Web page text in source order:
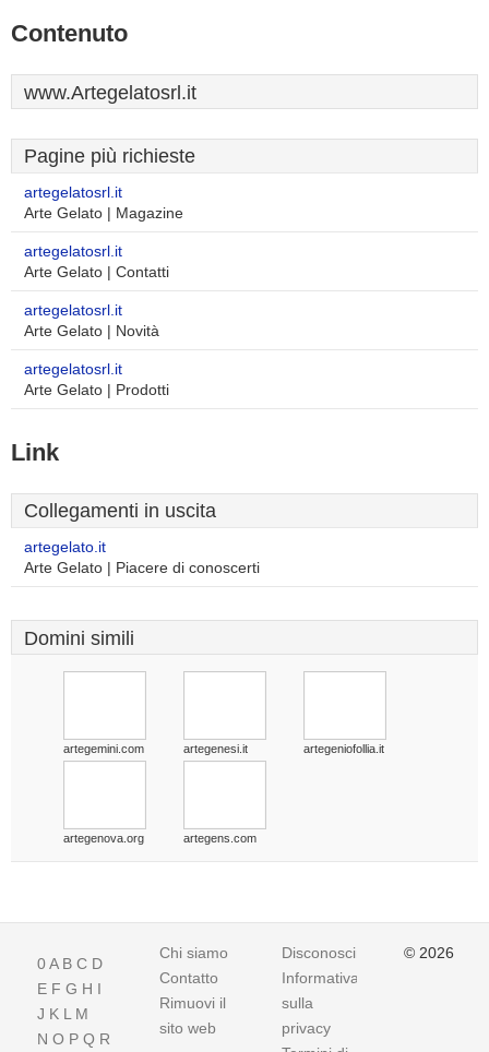
Contenuto
www.Artegelatosrl.it
Pagine più richieste
artegelatosrl.it
Arte Gelato | Magazine
artegelatosrl.it
Arte Gelato | Contatti
artegelatosrl.it
Arte Gelato | Novità
artegelatosrl.it
Arte Gelato | Prodotti
Link
Collegamenti in uscita
artegelato.it
Arte Gelato | Piacere di conoscerti
Domini simili
artegemini.com artegenesi.it artegeniofollia.it
artegenova.org artegens.com
0A B C D
E F G H I
J K L M
N O P Q R
Chi siamo
Contatto
Rimuovi il
sito web
Disconoscimento
Informativa
sulla
privacy
© 2026